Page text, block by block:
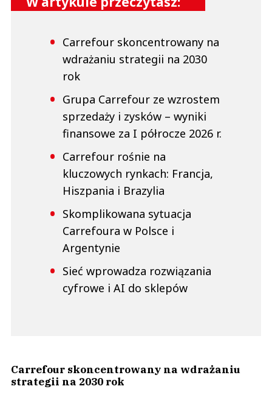
Carrefour skoncentrowany na
wdrażaniu strategii na 2030
rok
Grupa Carrefour ze wzrostem
sprzedaży i zysków ­– wyniki
finansowe za I półrocze 2026 r.
Carrefour rośnie na
kluczowych rynkach: Francja,
Hiszpania i Brazylia
Skomplikowana sytuacja
Carrefoura w Polsce i
Argentynie
Sieć wprowadza rozwiązania
cyfrowe i AI do sklepów
Carrefour skoncentrowany na wdrażaniu
strategii na 2030 rok